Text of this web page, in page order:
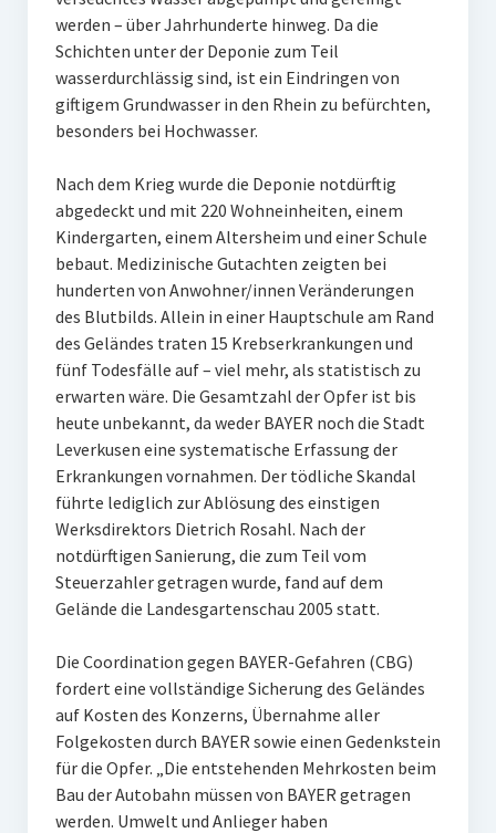
werden – über Jahrhunderte hinweg. Da die
Schichten unter der Deponie zum Teil
wasserdurchlässig sind, ist ein Eindringen von
giftigem Grundwasser in den Rhein zu befürchten,
besonders bei Hochwasser.
Nach dem Krieg wurde die Deponie notdürftig
abgedeckt und mit 220 Wohneinheiten, einem
Kindergarten, einem Altersheim und einer Schule
bebaut. Medizinische Gutachten zeigten bei
hunderten von Anwohner/innen Veränderungen
des Blutbilds. Allein in einer Hauptschule am Rand
des Geländes traten 15 Krebserkrankungen und
fünf Todesfälle auf – viel mehr, als statistisch zu
erwarten wäre. Die Gesamtzahl der Opfer ist bis
heute unbekannt, da weder BAYER noch die Stadt
Leverkusen eine systematische Erfassung der
Erkrankungen vornahmen. Der tödliche Skandal
führte lediglich zur Ablösung des einstigen
Werksdirektors Dietrich Rosahl. Nach der
notdürftigen Sanierung, die zum Teil vom
Steuerzahler getragen wurde, fand auf dem
Gelände die Landesgartenschau 2005 statt.
Die Coordination gegen BAYER-Gefahren (CBG)
fordert eine vollständige Sicherung des Geländes
auf Kosten des Konzerns, Übernahme aller
Folgekosten durch BAYER sowie einen Gedenkstein
für die Opfer. „Die entstehenden Mehrkosten beim
Bau der Autobahn müssen von BAYER getragen
werden. Umwelt und Anlieger haben